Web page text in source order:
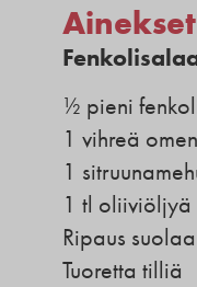
Ainekset
½ pieni
1 vihreä
1
1 tl oliiviöljyä
Ripaus
Tuoretta tilliä